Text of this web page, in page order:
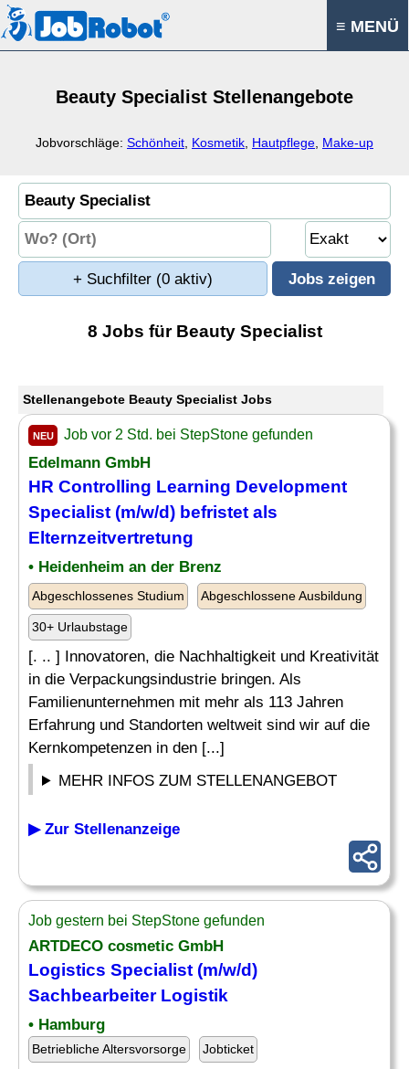
≡ MENÜ
Beauty Specialist Stellenangebote
Jobvorschläge: Schönheit Kosmetik Hautpflege Make-up
+ Suchfilter (0 aktiv)
8 Jobs für Beauty Specialist
Stellenangebote Beauty Specialist Jobs
NEU Job vor 2 Std. bei StepStone gefunden
Edelmann GmbH
HR Controlling Learning Development
Specialist (m/w/d) befristet als
Elternzeitvertretung
• Heidenheim an der Brenz
Abgeschlossenes Studium Abgeschlossene Ausbildung
30+ Urlaubstage
[. .. ] Innovatoren, die Nachhaltigkeit und Kreativität
in die Verpackungsindustrie bringen. Als
Familienunternehmen mit mehr als 113 Jahren
Erfahrung und Standorten weltweit sind wir auf die
Kernkompetenzen in den [...]
MEHR INFOS ZUM STELLENANGEBOT
▶ Zur Stellenanzeige
Job gestern bei StepStone gefunden
ARTDECO cosmetic GmbH
Logistics Specialist (m/w/d)
Sachbearbeiter Logistik
• Hamburg
Betriebliche Altersvorsorge Jobticket